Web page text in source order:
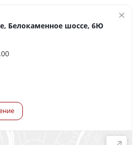
Белокаменное шоссе, 6Ю